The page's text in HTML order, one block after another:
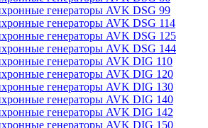
генераторы AVK DSG 99
генераторы AVK DSG 114
генераторы AVK DSG 125
генераторы AVK DSG 144
генераторы AVK DIG 110
генераторы AVK DIG 120
генераторы AVK DIG 130
генераторы AVK DIG 140
генераторы AVK DIG 142
генераторы AVK DIG 150